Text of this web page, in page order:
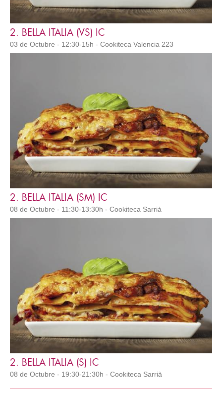
2. BELLA ITALIA (VS) IC
03 de Octubre - 12:30-15h - Cookiteca Valencia 223
2. BELLA ITALIA (SM) IC
08 de Octubre - 11:30-13:30h - Cookiteca Sarrià
2. BELLA ITALIA (S) IC
08 de Octubre - 19:30-21:30h - Cookiteca Sarrià